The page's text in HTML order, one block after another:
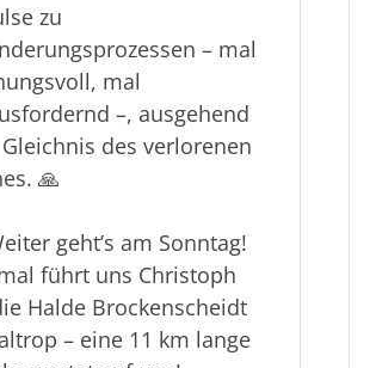
zu
– mal
mal
–, ausgehend
des verlorenen
🙏
geht’s am Sonntag!
führt uns Christoph
Halde Brockenscheidt
– eine 11 km lange